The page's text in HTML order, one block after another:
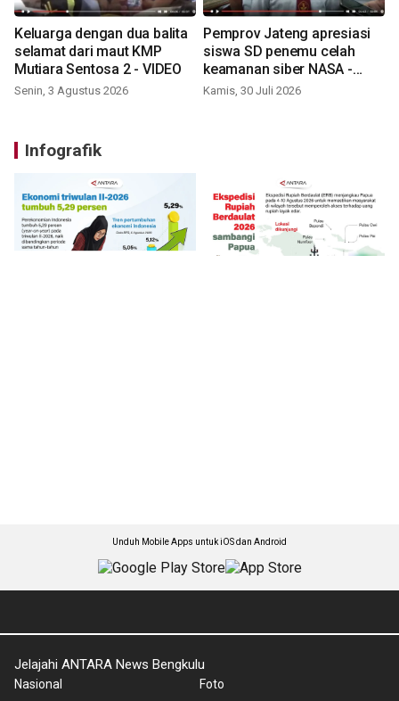
Keluarga dengan dua balita
selamat dari maut KMP
Mutiara Sentosa 2 - VIDEO
Senin, 3 Agustus 2026
Pemprov Jateng apresiasi
siswa SD penemu celah
keamanan siber NASA -
VIDEO
Kamis, 30 Juli 2026
Infografik
Unduh Mobile Apps untuk iOS dan Android
Jelajahi ANTARA News Bengkulu
Nasional
Foto